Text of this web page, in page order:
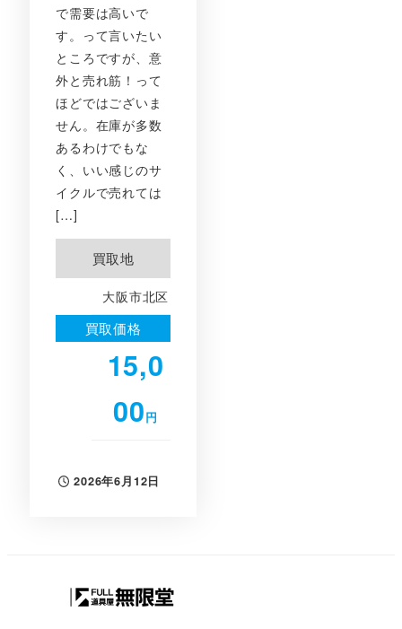
で需要は高いで
す。って言いたい
ところですが、意
外と売れ筋！って
ほどではございま
せん。在庫が多数
あるわけでもな
く、いい感じのサ
イクルで売れては
[…]
買取地
大阪市北区
買取価格
15,0
00円
投稿日
2026年6月12日